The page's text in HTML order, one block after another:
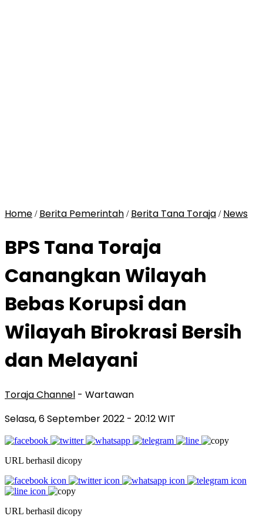
Home / Berita Pemerintah / Berita Tana Toraja / News
BPS Tana Toraja
Canangkan Wilayah
Bebas Korupsi dan
Wilayah Birokrasi Bersih
dan Melayani
Toraja Channel - Wartawan
Selasa, 6 September 2022 - 20:12 WIT
URL berhasil dicopy
URL berhasil dicopy